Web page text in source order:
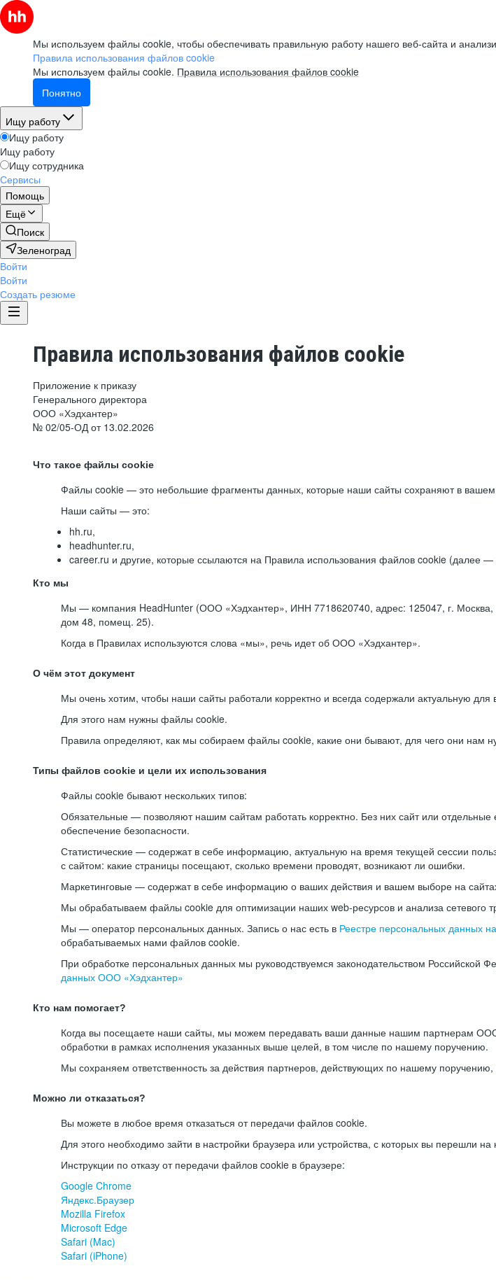
Мы используем файлы cookie, чтобы обеспечивать правильную работу нашего веб-сайта и
Правила использования файлов cookie
Мы используем файлы cookie. Правила использования файлов cookie
Понятно
Ищу работу
Ищу работу
Ищу работу
Ищу сотрудника
Сервисы
Помощь
Ещё
Поиск
Зеленоград
Войти
Войти
Создать резюме
Правила использования файлов cookie
Приложение к приказу
Генерального директора
ООО «Хэдхантер»
№ 02/05-ОД от 13.02.2026
Что такое файлы cookie
Файлы cookie — это небольшие фрагменты данных, которые наши сайты сохраняют в вашем
Наши сайты — это:
hh.ru,
headhunter.ru,
career.ru и другие, которые ссылаются на Правила использования файлов cookie (далее
Кто мы
Мы — компания HeadHunter (ООО «Хэдхантер», ИНН 7718620740, адрес: 125047, г. Москва,
дом 48, помещ. 25).
Когда в Правилах используются слова «мы», речь идет об ООО «Хэдхантер».
О чём этот документ
Мы очень хотим, чтобы наши сайты работали корректно и всегда содержали актуальную
Для этого нам нужны файлы cookie.
Правила определяют, как мы собираем файлы cookie, какие они бывают, для чего они нам
Типы файлов cookie и цели их использования
Файлы cookie бывают нескольких типов:
Обязательные — позволяют нашим сайтам работать корректно. Без них сайт или
обеспечение безопасности.
Статистические — содержат в себе информацию, актуальную на время текущей сессии
с сайтом: какие страницы посещают, сколько времени проводят, возникают ли ошибки.
Маркетинговые — содержат в себе информацию о ваших действия и вашем выборе на
Мы обрабатываем файлы cookie для оптимизации наших web-ресурсов и анализа сетевого
Мы — оператор персональных данных. Запись о нас есть в Реестре персональных данных
обрабатываемых нами файлов cookie.
При обработке персональных данных мы руководствуемся законодательством Российской
данных ООО «Хэдхантер»
Кто нам помогает?
Когда вы посещаете наши сайты, мы можем передавать ваши данные нашим
обработки в рамках исполнения указанных выше целей, в том числе по нашему поручению.
Мы сохраняем ответственность за действия партнеров, действующих по нашему
Можно ли отказаться?
Вы можете в любое время отказаться от передачи файлов cookie.
Для этого необходимо зайти в настройки браузера или устройства, с которых вы перешли
Инструкции по отказу от передачи файлов cookie в браузере:
Google Chrome
Яндекс.Браузер
Mozilla Firefox
Microsoft Edge
Safari (Mac)
Safari (iPhone)